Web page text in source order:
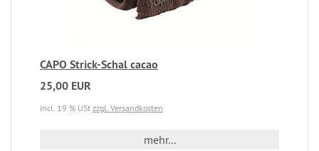
CAPO Strick-Schal cacao
25,00 EUR
incl. 19 % USt zzgl. Versandkosten
mehr...